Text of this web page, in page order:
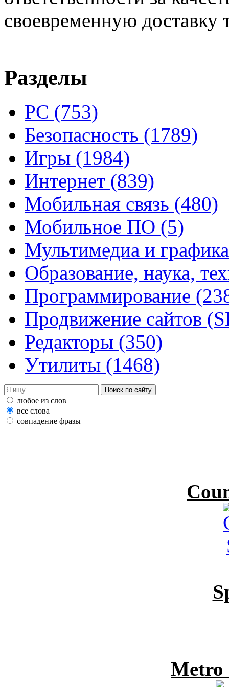
своевременную доставку
Разделы
PC (753)
Безопасность (1789)
Игры (1984)
Интернет (839)
Мобильная связь (480)
Мобильное ПО (5)
Мультимедиа и
Образование, наука,
Программирование
Продвижение сайтов
Редакторы (350)
Утилиты (1468)
любое из слов
все слова
совпадение фразы
Metro